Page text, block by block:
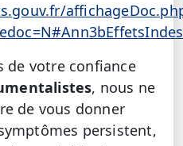
de votre confiance
, nous ne
de vous donner
persistent,